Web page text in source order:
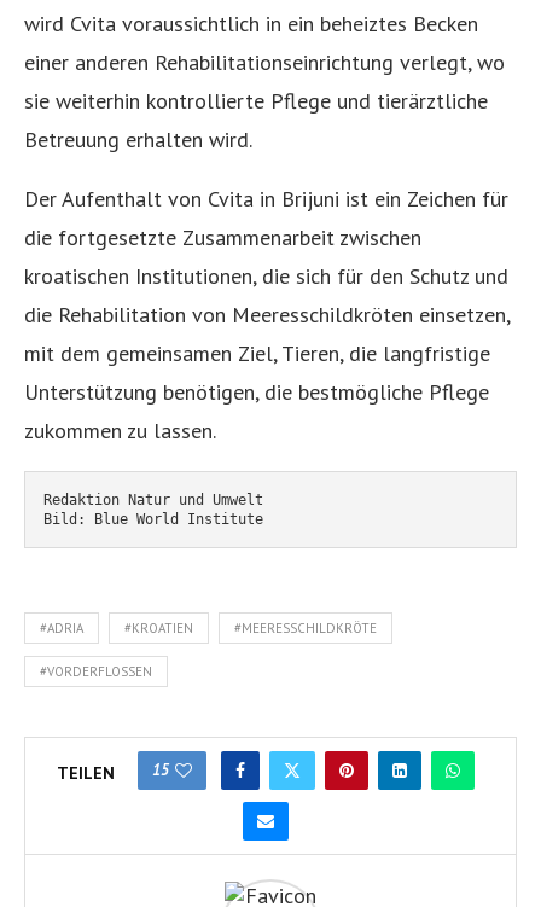
wird Cvita voraussichtlich in ein beheiztes Becken
einer anderen Rehabilitationseinrichtung verlegt, wo
sie weiterhin kontrollierte Pflege und tierärztliche
Betreuung erhalten wird.
Der Aufenthalt von Cvita in Brijuni ist ein Zeichen für
die fortgesetzte Zusammenarbeit zwischen
kroatischen Institutionen, die sich für den Schutz und
die Rehabilitation von Meeresschildkröten einsetzen,
mit dem gemeinsamen Ziel, Tieren, die langfristige
Unterstützung benötigen, die bestmögliche Pflege
zukommen zu lassen.
Redaktion Natur und Umwelt
Bild: Blue World Institute
#ADRIA #KROATIEN #MEERESSCHILDKRÖTE
#VORDERFLOSSEN
TEILEN 15